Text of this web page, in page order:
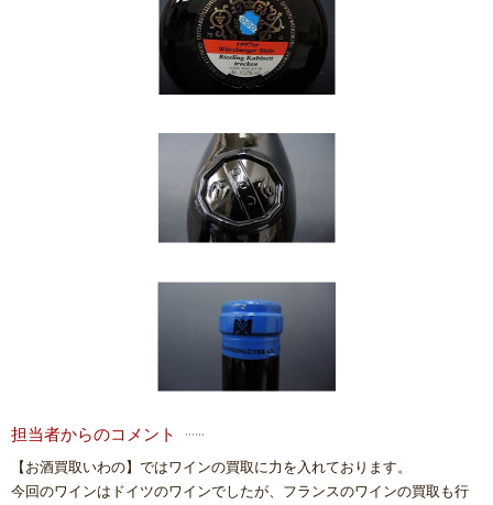
担当者からのコメント
【お酒買取いわの】ではワインの買取に力を入れております。
今回のワインはドイツのワインでしたが、フランスのワインの買取も行